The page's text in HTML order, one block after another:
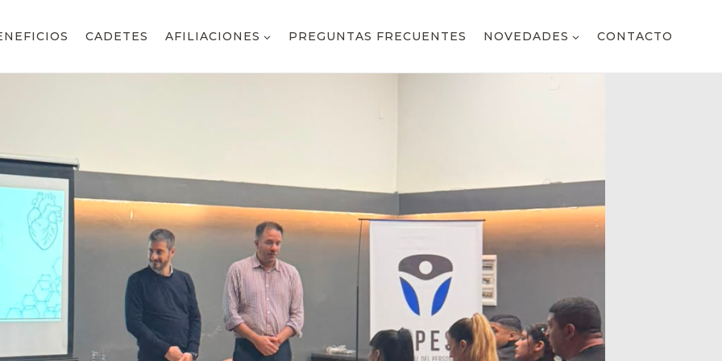
CADETES AFILIACIONES PREGUNTAS FRECUENTES NOVEDADES CONTACTO